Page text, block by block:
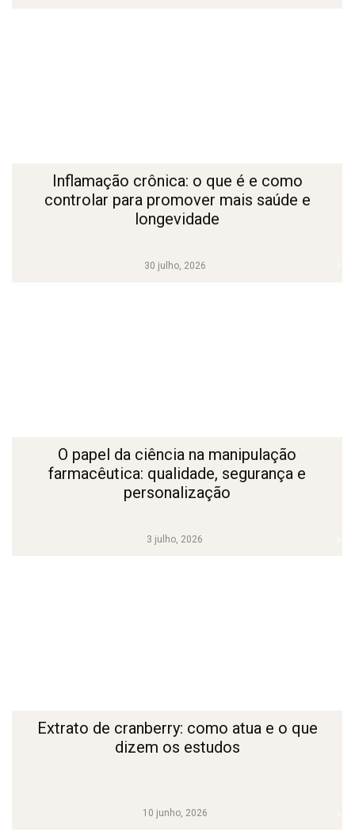
30 julho, 2026
Inflamação crônica: o que é e como
controlar para promover mais saúde e
longevidade
3 julho, 2026
O papel da ciência na manipulação
farmacêutica: qualidade, segurança e
personalização
10 junho, 2026
Extrato de cranberry: como atua e o que
dizem os estudos